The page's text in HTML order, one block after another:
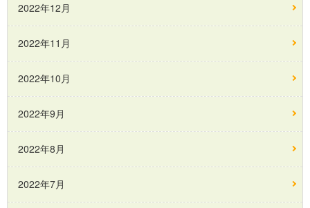
2022年12月
2022年11月
2022年10月
2022年9月
2022年8月
2022年7月